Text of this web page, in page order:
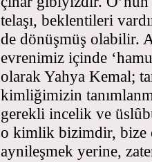
telaşı, beklentileri
de dönüşmüş olabilir.
evrenimiz içinde
olarak Yahya Kemal;
kimliğimizin
gerekli incelik ve
o kimlik bizimdir, bize
aynileşmek yerine,